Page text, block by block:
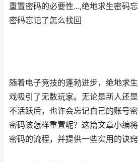
重置密码的必要性...,绝地求生密码
密码忘记了怎么找回
随着电子竞技的蓬勃进步，绝地求
戏吸引了无数玩家。无论是新人还
不活跃后，也许会忘记自己的账号
密码该怎样重置呢？这篇文章小编
密码的流程，并提供一些实用的诀